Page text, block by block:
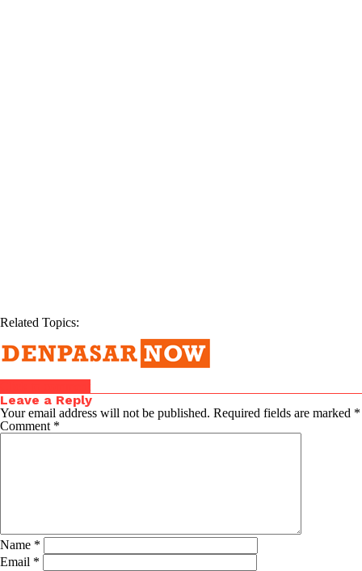
Related Topics:
Leave a Reply
Your email address will not be published. Required fields are marked *
Comment *
Name *
Email *